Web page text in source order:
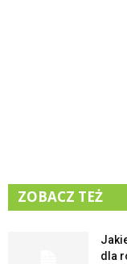
ZOBACZ TEŻ
dla